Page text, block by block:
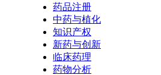
药品注册
中药与植化
知识产权
新药与创新
临床药理
药物分析